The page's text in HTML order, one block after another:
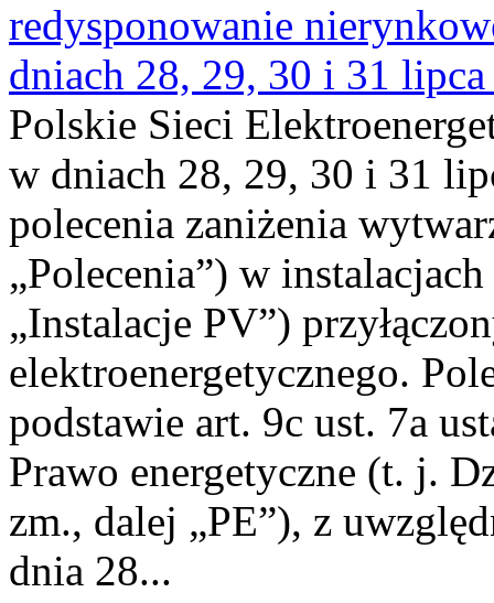
redysponowanie
dniach 28, 29, 30 i 31
Polskie Sieci
w dniach 28, 29, 30 i 31
polecenia zaniżenia
„Polecenia”) w
„Instalacje PV”)
elektroenergetycznego.
podstawie art. 9c ust. 7a
Prawo energetyczne (t. j.
zm., dalej „PE”), z
dnia 28...